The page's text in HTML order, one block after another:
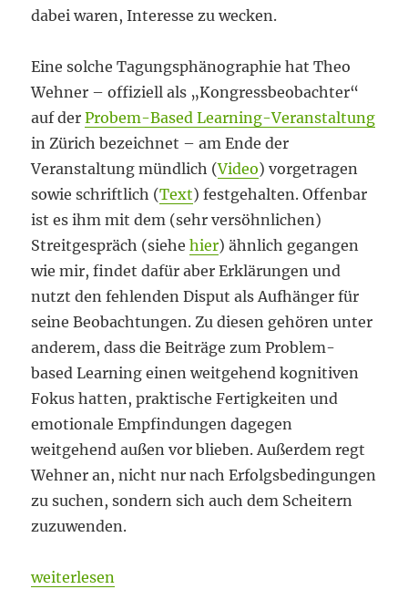
dabei waren, Interesse zu wecken.
Eine solche Tagungsphänographie hat Theo
Wehner – offiziell als „Kongressbeobachter“
auf derProbem-Based Learning-Veranstaltung
in Zürich bezeichnet – am Ende der
Veranstaltung mündlich (Video) vorgetragen
sowie schriftlich (Text) festgehalten. Offenbar
ist es ihm mit dem (sehr versöhnlichen)
Streitgespräch (siehehier) ähnlich gegangen
wie mir, findet dafür aber Erklärungen und
nutzt den fehlenden Disput als Aufhänger für
seine Beobachtungen. Zu diesen gehören unter
anderem, dass die Beiträge zum Problem-
based Learning einen weitgehend kognitiven
Fokus hatten, praktische Fertigkeiten und
emotionale Empfindungen dagegen
weitgehend außen vor blieben. Außerdem regt
Wehner an, nicht nur nach Erfolgsbedingungen
zu suchen, sondern sich auch dem Scheitern
zuzuwenden.
„Warum Scheitern kein Fehler ist“
weiterlesen